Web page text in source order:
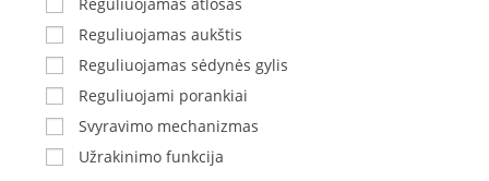
Reguliuojamas aukštis
Reguliuojamas sėdynės gylis
Reguliuojami porankiai
Svyravimo mechanizmas
Užrakinimo funkcija